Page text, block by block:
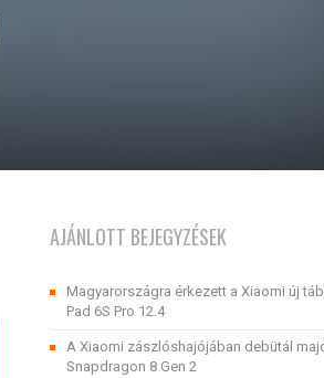
AJÁNLOTT BEJEGYZÉSEK
Magyarországra érkezett a Xiaomi új
Pad 6S Pro 12.4
A Xiaomi zászlóshajójában debütál
Snapdragon 8 Gen 2